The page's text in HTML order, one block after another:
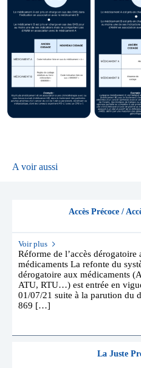
A voir aussi
Accès Précoce /
Voir plus
Réforme de l’accès dérogatoire
médicaments La refonte du
dérogatoire aux médicaments
ATU, RTU…) est entrée en
01/07/21 suite à la parution du
869 […]
La Juste